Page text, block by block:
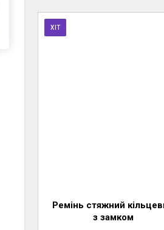
ХІТ
Ремінь стяжний
з замком